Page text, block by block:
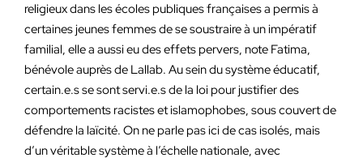
religieux dans les écoles publiques françaises a permis à
certaines jeunes femmes de se soustraire à un impératif
familial, elle a aussi eu des effets pervers, note Fatima,
bénévole auprès de Lallab. Au sein du système éducatif,
certain.e.s se sont servi.e.s de la loi pour justifier des
comportements racistes et islamophobes, sous couvert de
défendre la laïcité. On ne parle pas ici de cas isolés, mais
d’un véritable système à l’échelle nationale, avec